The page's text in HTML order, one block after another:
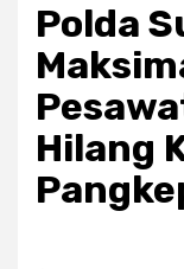
Polda
Hilang